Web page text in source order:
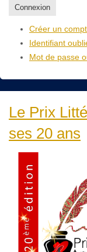
Connexion
Créer un
Identifiant
Mot de passe
Le Prix
ses 20 ans